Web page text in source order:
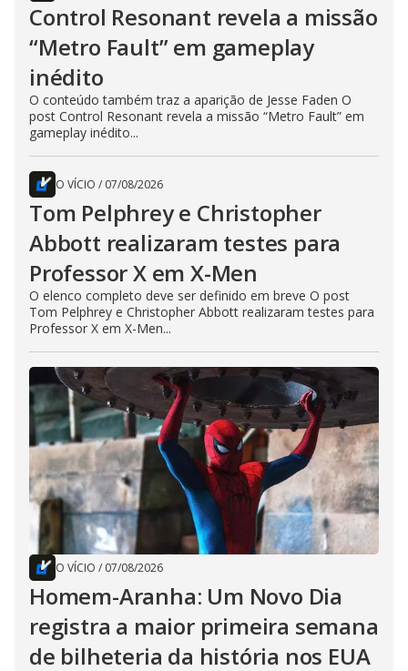
Control Resonant revela a missão
“Metro Fault” em gameplay
inédito
O conteúdo também traz a aparição de Jesse Faden O
post Control Resonant revela a missão “Metro Fault” em
gameplay inédito...
O VÍCIO / 07/08/2026
Tom Pelphrey e Christopher
Abbott realizaram testes para
Professor X em X-Men
O elenco completo deve ser definido em breve O post
Tom Pelphrey e Christopher Abbott realizaram testes para
Professor X em X-Men...
O VÍCIO / 07/08/2026
Homem-Aranha: Um Novo Dia
registra a maior primeira semana
de bilheteria da história nos EUA